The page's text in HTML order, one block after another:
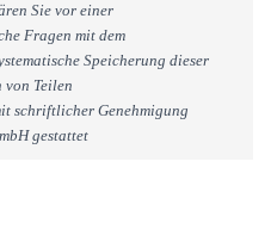
Sie vor einer
Fragen mit dem
Speicherung dieser
von Teilen
schriftlicher Genehmigung
gestattet